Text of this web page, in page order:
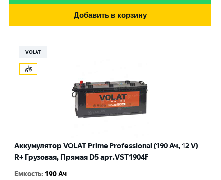
Добавить в корзину
VOLAT
Аккумулятор VOLAT Prime Professional (190 Ач, 12 V)
R+ Грузовая, Прямая D5 арт.VST1904F
Емкость: 190 Ач